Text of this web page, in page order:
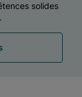
solides